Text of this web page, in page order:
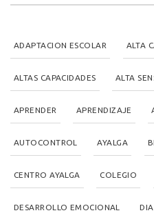
ADAPTACION ESCOLAR ALTA
ALTAS CAPACIDADES ALTA
APRENDER APRENDIZAJE
AUTOCONTROL AYALGA
CENTRO AYALGA COLEGIO
DESARROLLO EMOCIONAL